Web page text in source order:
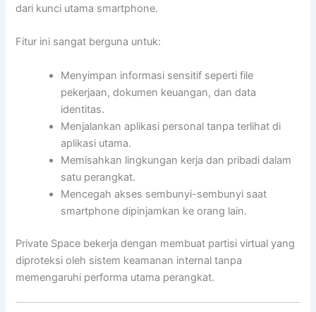
dari kunci utama smartphone.
Fitur ini sangat berguna untuk:
Menyimpan informasi sensitif seperti file
pekerjaan, dokumen keuangan, dan data
identitas.
Menjalankan aplikasi personal tanpa terlihat di
aplikasi utama.
Memisahkan lingkungan kerja dan pribadi dalam
satu perangkat.
Mencegah akses sembunyi-sembunyi saat
smartphone dipinjamkan ke orang lain.
Private Space bekerja dengan membuat partisi virtual yang
diproteksi oleh sistem keamanan internal tanpa
memengaruhi performa utama perangkat.